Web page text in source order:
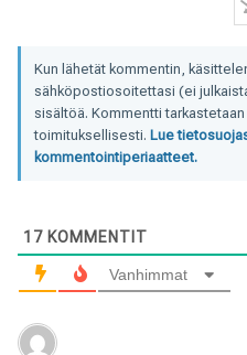
Kun lähetät kommentin,
sähköpostiosoitettasi (ei
sisältöä. Kommentti
toimituksellisesti. Lue
kommentointiperiaatteet.
17 KOMMENTIT
Vanhimmat